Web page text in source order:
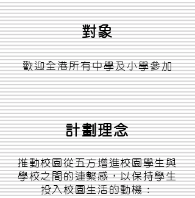
對象
歡迎全港所有中學及小學參加
計劃理念
推動校園從五方增進校園學生與
學校之間的連繫感，以保持學生
投入校園生活的動機：